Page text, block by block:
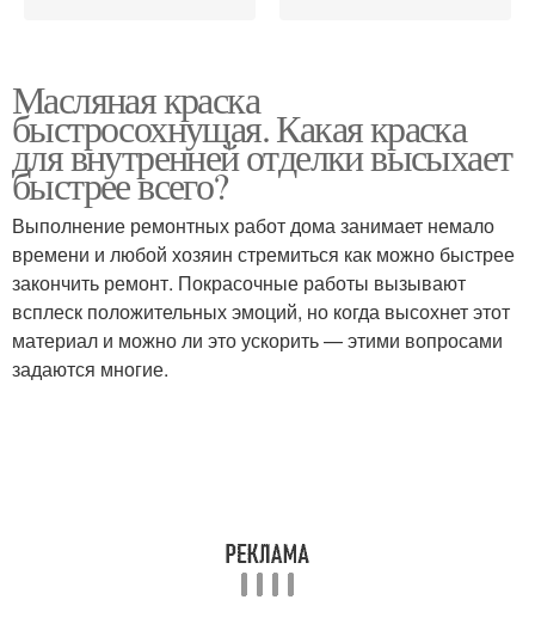
Масляная краска
быстросохнущая. Какая краска
для внутренней отделки высыхает
быстрее всего?
Выполнение ремонтных работ дома занимает немало
времени и любой хозяин стремиться как можно быстрее
закончить ремонт. Покрасочные работы вызывают
всплеск положительных эмоций, но когда высохнет этот
материал и можно ли это ускорить — этими вопросами
задаются многие.